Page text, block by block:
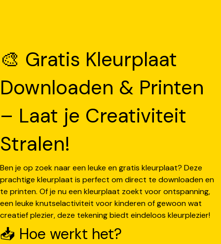
🎨 Gratis Kleurplaat
Downloaden & Printen
– Laat je Creativiteit
Stralen!
Ben je op zoek naar een leuke en gratis kleurplaat? Deze
prachtige kleurplaat is perfect om direct te downloaden en
te printen. Of je nu een kleurplaat zoekt voor ontspanning,
een leuke knutselactiviteit voor kinderen of gewoon wat
creatief plezier, deze tekening biedt eindeloos kleurplezier!
📥 Hoe werkt het?